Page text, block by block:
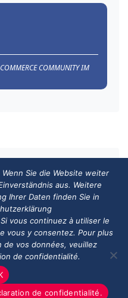
COMMUNITY IM
Kontakt Newsletter Anmeldung
Sie die Website weiter
aus. Weitere
Ihrer Daten finden Sie in
vous continuez à utiliser le
vous y consentez. Pour plus
vos données, veuillez
de confidentialité.
de confidentialité.